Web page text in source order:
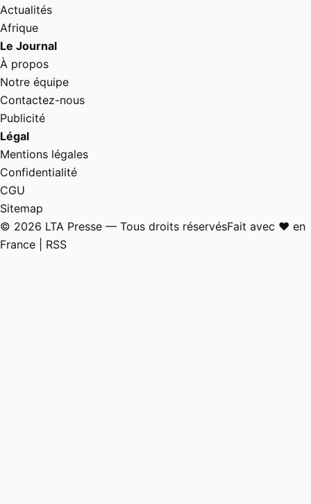
Actualités
Afrique
Le Journal
À propos
Notre équipe
Contactez-nous
Publicité
Légal
Mentions légales
Confidentialité
CGU
Sitemap
© 2026 LTA Presse — Tous droits réservésFait avec ♥ en
France | RSS